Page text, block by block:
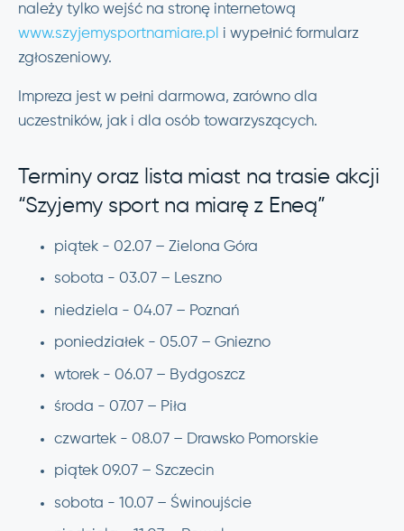
należy tylko wejść na stronę internetową
www.szyjemysportnamiare.pl i wypełnić formularz
zgłoszeniowy.
Impreza jest w pełni darmowa, zarówno dla
uczestników, jak i dla osób towarzyszących.
Terminy oraz lista miast na trasie akcji
“Szyjemy sport na miarę z Eneą”
piątek - 02.07 – Zielona Góra
sobota - 03.07 – Leszno
niedziela - 04.07 – Poznań
poniedziałek - 05.07 – Gniezno
wtorek - 06.07 – Bydgoszcz
środa - 07.07 – Piła
czwartek - 08.07 – Drawsko Pomorskie
piątek 09.07 – Szczecin
sobota - 10.07 – Świnoujście